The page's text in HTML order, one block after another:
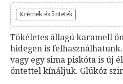
Krémek és öntetek
Tökéletes állagú karamell
hidegen is
vagy egy sima piskóta is új
öntettel kínáljuk. Glükóz